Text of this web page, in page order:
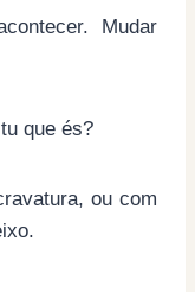
Mudar
que és?
ou com